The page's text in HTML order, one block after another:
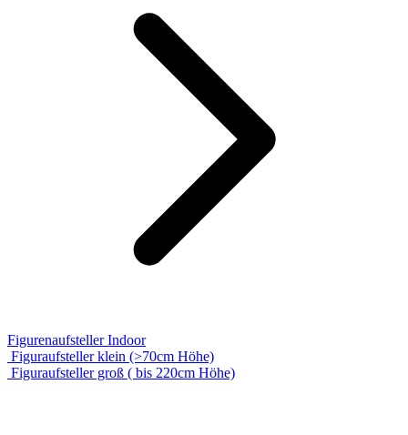
Figurenaufsteller Indoor
Figuraufsteller klein (>70cm Höhe)
Figuraufsteller groß ( bis 220cm Höhe)